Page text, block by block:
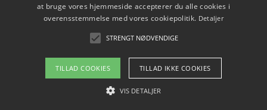
Copyright 2026 - Pilanto Aps
Om / kontakt
at bruge vores hjemmeside accepterer du alle cookies i
overensstemmelse med vores cookiepolitik. Detaljer
STRENGT NØDVENDIGE
TILLAD COOKIES TILLAD IKKE COOKIES
VIS DETALJER